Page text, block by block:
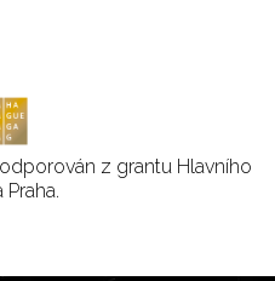
z grantu Hlavního
Praha.